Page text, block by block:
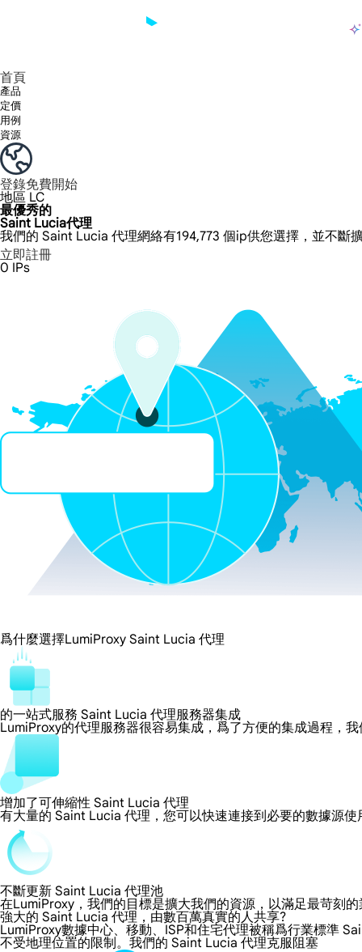
首頁
產品
定價
用例
資源
登錄免費開始
地區 LC
最優秀的
Saint Lucia代理
我們的 Saint Lucia 代理網絡有194,773 個ip供您選擇，並不斷
立即註冊
0 IPs
爲什麼選擇LumiProxy Saint Lucia 代理
的一站式服務 Saint Lucia 代理服務器集成
LumiProxy的代理服務器很容易集成，爲了方便的集成過程，
增加了可伸縮性 Saint Lucia 代理
有大量的 Saint Lucia 代理，您可以快速連接到必要的數據源
不斷更新 Saint Lucia 代理池
在LumiProxy，我們的目標是擴大我們的資源，以滿足最苛刻
強大的 Saint Lucia 代理，由數百萬真實的人共享?
LumiProxy數據中心、移動、ISP和住宅代理被稱爲行業標準
不受地理位置的限制。我們的 Saint Lucia 代理克服阻塞